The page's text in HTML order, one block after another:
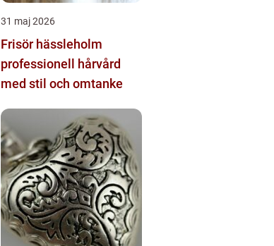
31 maj 2026
Frisör hässleholm
professionell hårvård
med stil och omtanke